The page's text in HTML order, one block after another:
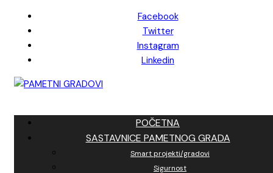
content
Facebook
Twitter
Instagram
Linkedin
POČETNA
SASTAVNICE PAMETNOG GRADA
Smart projekti/gradovi
Sigurnost